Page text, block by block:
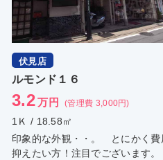
伏見店
ルモンド１６
3.2万円 (管理費 3,000円)
1Ｋ / 18.58㎡
印象的な外観・・。 とにかく費
抑えたい方！注目でございます。